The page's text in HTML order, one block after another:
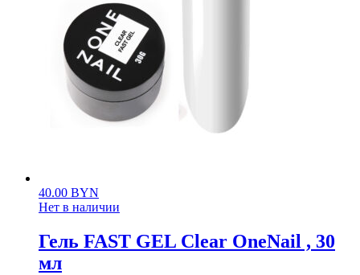
40.00 BYN
Нет в наличии
Гель FAST GEL Clear OneNail , 30
мл